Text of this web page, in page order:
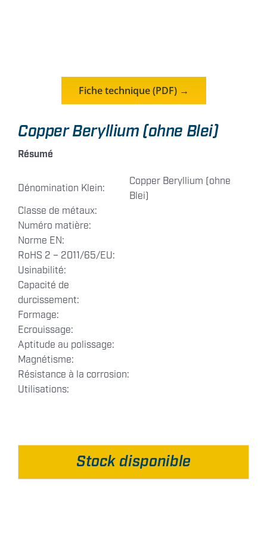
Fiche technique (PDF) →
Copper Beryllium (ohne Blei)
Résumé
Dénomination Klein:
Copper Beryllium (ohne
Blei)
Classe de métaux:
Numéro matière:
Norme EN:
RoHS 2 – 2011/65/EU:
Usinabilité:
Capacité de
durcissement:
Formage:
Ecrouissage:
Aptitude au polissage:
Magnétisme:
Résistance à la corrosion:
Utilisations:
Stock disponible